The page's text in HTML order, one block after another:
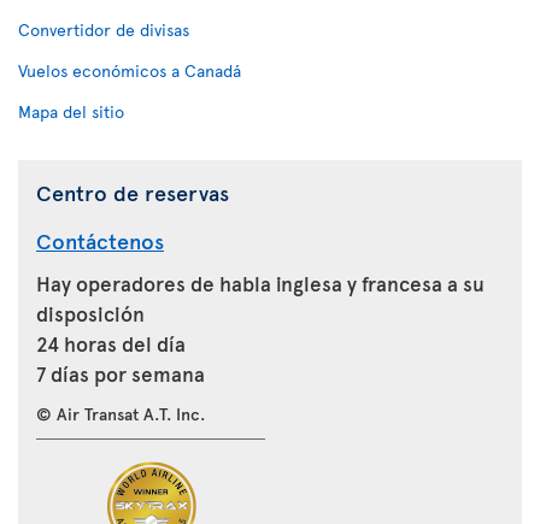
Convertidor de divisas
Vuelos económicos a Canadá
Mapa del sitio
Centro de reservas
Contáctenos
Hay operadores de habla inglesa y francesa a su
disposición
24 horas del día
7 días por semana
© Air Transat A.T. Inc.